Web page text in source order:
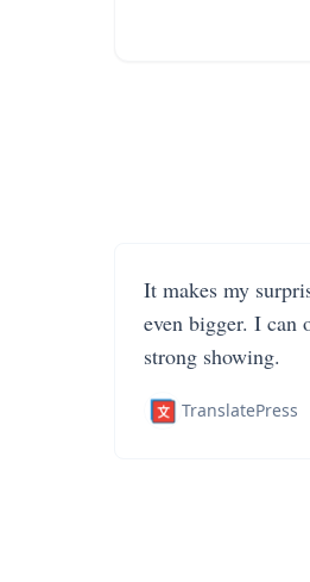
It makes my
even bigger. I can
strong showing.
TranslatePress